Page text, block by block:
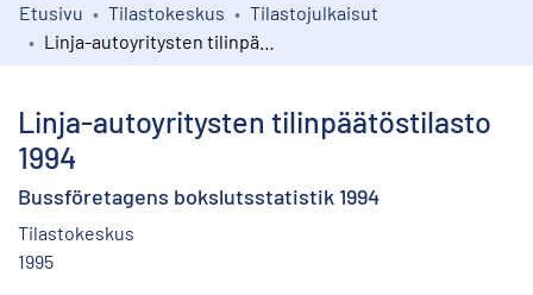
Kokoelmat
Etusivu Tilastokeskus
Tilastojulkaisut
Linja-autoyritysten tilinpäätöstilasto
1994
Bussföretagens bokslutsstatistik 1994
Tilastokeskus
1995